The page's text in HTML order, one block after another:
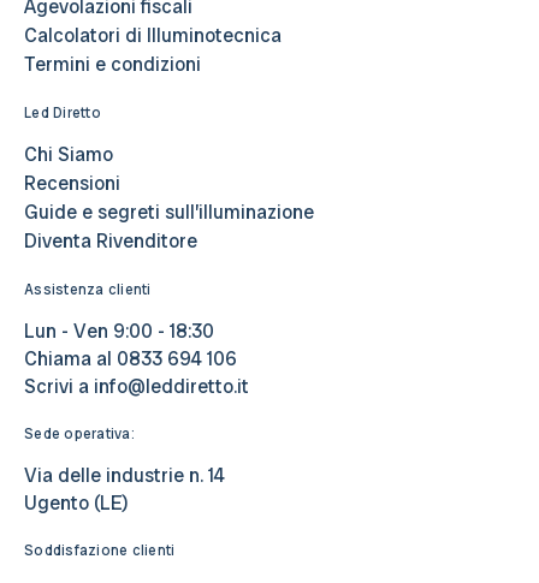
Agevolazioni fiscali
Calcolatori di Illuminotecnica
Termini e condizioni
Led Diretto
Chi Siamo
Recensioni
Guide e segreti sull’illuminazione
Diventa Rivenditore
Assistenza clienti
Lun - Ven 9:00 - 18:30
Chiama al 0833 694 106
Scrivi a info@leddiretto.it
Sede operativa:
Via delle industrie n. 14
Ugento (LE)
Soddisfazione clienti